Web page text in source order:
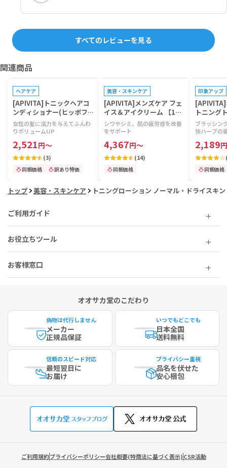
すべてのレビューを見る
関連商品
プレゼントキャンペーン対象
ヘアケア
[APIVITA]トニックヘアコ
ンディショナー(ヒッポフ
ァエTC＆ローレル) 【1本1
50ml】
女性の髪に活力を与えてふんわ
りボリュームUP
2,521円～
(3)
同梱価格 訳あり特価
美容・スキンケア
[APIVITA]メンズケア フェ
イス＆アイクリーム 【1本
50ml】
シワやシミ、肌の疲労感を改善
をサポート
4,367円～
(14)
同梱価格
印象アップ
トニング
(マスティ
ス) 【1本
ブラッシン
快ハーブの
2,189円
同梱価格
トップ 美容・スキンケア トニングローション ノーマル・ドライスキ
ご利用ガイド
お役立ちツール
お客様窓口
オオサカ堂のこだわり
偽物は代行しません
メーカー
正規品保証
いつでもどこでも
日本全国
送料無料
信頼のスピード対応
最短翌日に
お届け
プライバシー重視
品名を伏せた
安心梱包
ご利用規約プライバシーポリシー会社概要(特商法に基づく表示)CSR活動